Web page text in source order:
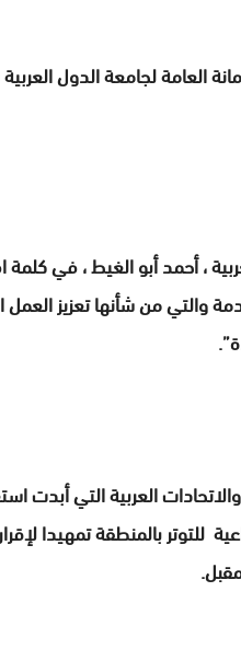
، أحمد أبو الغيط ، في كلمة
والتي من شأنها تعزيز
العربية التي أبدت
للتوتر بالمنطقة تمهيدا